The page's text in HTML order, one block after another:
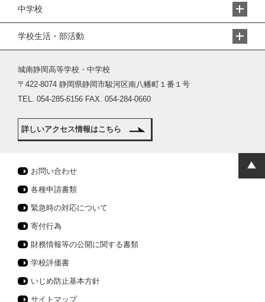
中学校
学校生活・部活動
城南静岡高等学校・中学校
〒422-8074 静岡県静岡市駿河区南八幡町１番１号
TEL. 054-285-6156 FAX. 054-284-0660
詳しいアクセス情報はこちら
お問い合わせ
各種申請書類
緊急時の対応について
寄付行為
財務情報等の公開に関する書類
学校評価書
いじめ防止基本方針
サイトマップ